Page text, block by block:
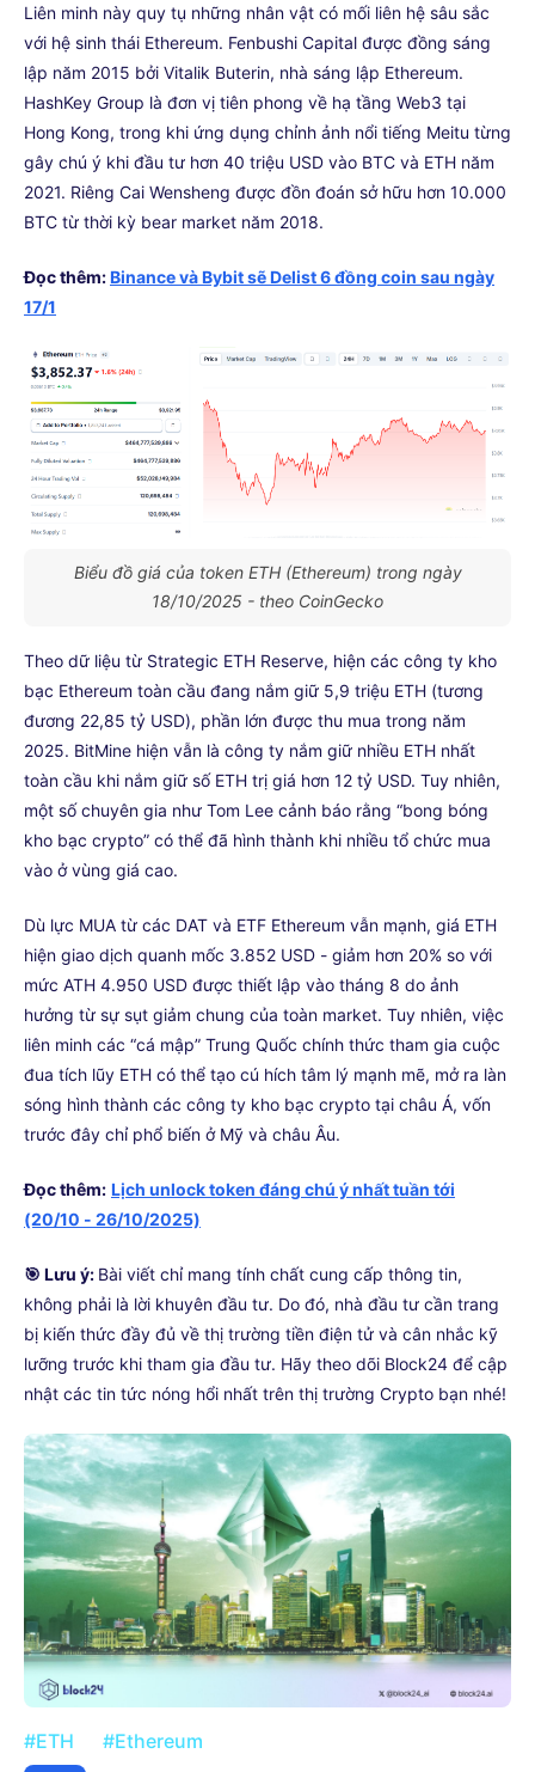
Liên minh này quy tụ những nhân vật có mối liên hệ sâu sắc
với hệ sinh thái Ethereum. Fenbushi Capital được đồng sáng
lập năm 2015 bởi Vitalik Buterin, nhà sáng lập Ethereum.
HashKey Group là đơn vị tiên phong về hạ tầng Web3 tại
Hong Kong, trong khi ứng dụng chỉnh ảnh nổi tiếng Meitu từng
gây chú ý khi đầu tư hơn 40 triệu USD vào BTC và ETH năm
2021. Riêng Cai Wensheng được đồn đoán sở hữu hơn 10.000
BTC từ thời kỳ bear market năm 2018.
Đọc thêm:Binance và Bybit sẽ Delist 6 đồng coin sau ngày
17/1
Biểu đồ giá của token ETH (Ethereum) trong ngày
18/10/2025 - theo CoinGecko
Theo dữ liệu từ Strategic ETH Reserve, hiện các công ty kho
bạc Ethereum toàn cầu đang nắm giữ 5,9 triệu ETH (tương
đương 22,85 tỷ USD), phần lớn được thu mua trong năm
2025. BitMine hiện vẫn là công ty nắm giữ nhiều ETH nhất
toàn cầu khi nắm giữ số ETH trị giá hơn 12 tỷ USD. Tuy nhiên,
một số chuyên gia như Tom Lee cảnh báo rằng “bong bóng
kho bạc crypto” có thể đã hình thành khi nhiều tổ chức mua
vào ở vùng giá cao.
Dù lực MUA từ các DAT và ETF Ethereum vẫn mạnh, giá ETH
hiện giao dịch quanh mốc 3.852 USD - giảm hơn 20% so với
mức ATH 4.950 USD được thiết lập vào tháng 8 do ảnh
hưởng từ sự sụt giảm chung của toàn market. Tuy nhiên, việc
liên minh các “cá mập” Trung Quốc chính thức tham gia cuộc
đua tích lũy ETH có thể tạo cú hích tâm lý mạnh mẽ, mở ra làn
sóng hình thành các công ty kho bạc crypto tại châu Á, vốn
trước đây chỉ phổ biến ở Mỹ và châu Âu.
Đọc thêm: Lịch unlock token đáng chú ý nhất tuần tới
(20/10 - 26/10/2025)
🎯 Lưu ý: Bài viết chỉ mang tính chất cung cấp thông tin,
không phải là lời khuyên đầu tư. Do đó, nhà đầu tư cần trang
bị kiến thức đầy đủ về thị trường tiền điện tử và cân nhắc kỹ
lưỡng trước khi tham gia đầu tư. Hãy theo dõi Block24 để cập
nhật các tin tức nóng hổi nhất trên thị trường Crypto bạn nhé!
#ETH #Ethereum